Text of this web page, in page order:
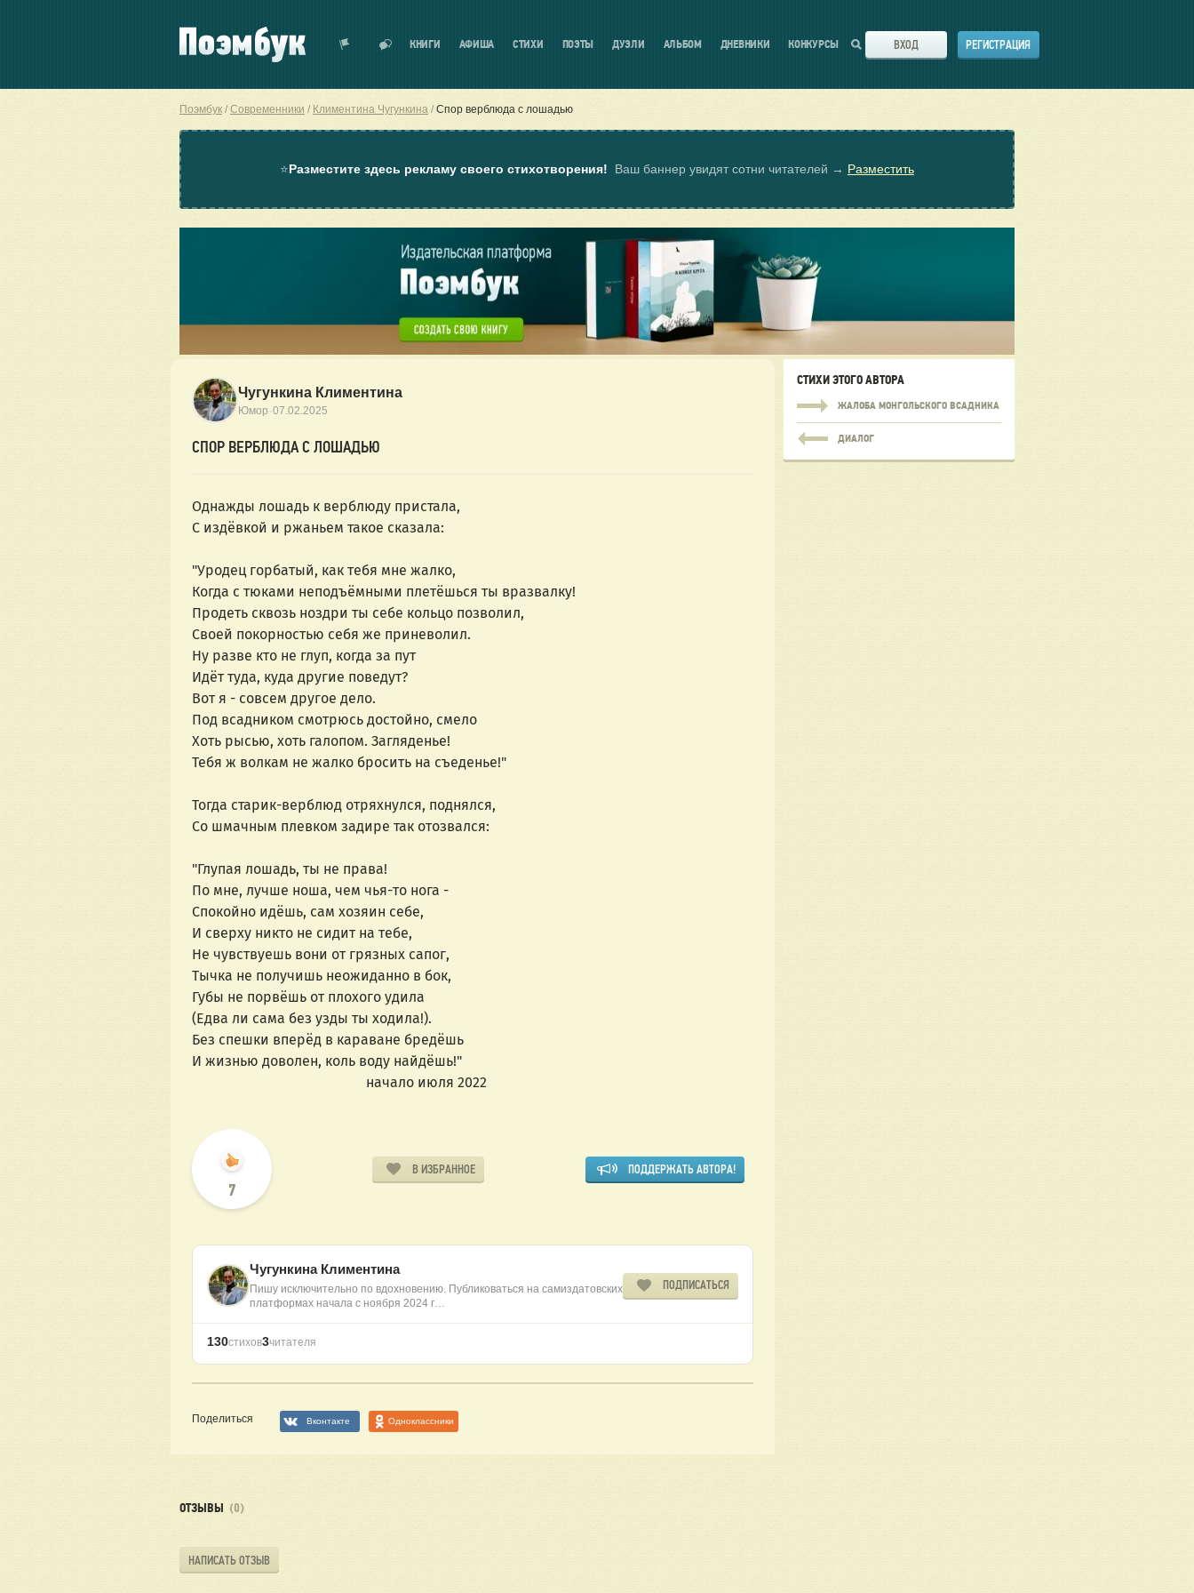
КНИГИ АФИША СТИХИ ПОЭТЫ ДУЭЛИ АЛЬБОМ ДНЕВНИКИ КОНКУРСЫ ВХОД РЕГИСТРАЦИЯ
Поэмбук Современники Климентина Чугункина Спор верблюда с лошадью
⭐Разместите здесь рекламу своего стихотворения! Ваш баннер увидят сотни читателей → Разместить
Чугункина Климентина
Юмор ·07.02.2025
СПОР ВЕРБЛЮДА С ЛОШАДЬЮ
Однажды лошадь к верблюду пристала,
С издёвкой и ржаньем такое сказала:
"Уродец горбатый, как тебя мне жалко,
Когда с тюками неподъёмными плетёшься ты вразвалку!
Продеть сквозь ноздри ты себе кольцо позволил,
Своей покорностью себя же приневолил.
Ну разве кто не глуп, когда за пут
Идёт туда, куда другие поведут?
Вот я - совсем другое дело.
Под всадником смотрюсь достойно, смело
Хоть рысью, хоть галопом. Загляденье!
Тебя ж волкам не жалко бросить на съеденье!"
Тогда старик-верблюд отряхнулся, поднялся,
Со шмачным плевком задире так отозвался:
"Глупая лошадь, ты не права!
По мне, лучше ноша, чем чья-то нога -
Спокойно идёшь, сам хозяин себе,
И сверху никто не сидит на тебе,
Не чувствуешь вони от грязных сапог,
Тычка не получишь неожиданно в бок,
Губы не порвёшь от плохого удила
(Едва ли сама без узды ты ходила!).
Без спешки вперёд в караване бредёшь
И жизнью доволен, коль воду найдёшь!"
                                                 начало июля 2022
7
В ИЗБРАННОЕ ПОДДЕРЖАТЬ АВТОРА!
Чугункина Климентина
Пишу исключительно по вдохновению. Публиковаться на самиздатовских
платформах начала с ноября 2024 г…
ПОДПИСАТЬСЯ
130стихов3читателя
Поделиться Вконтакте Одноклассники
СТИХИ ЭТОГО АВТОРА
ЖАЛОБА МОНГОЛЬСКОГО ВСАДНИКА
ДИАЛОГ
ОТЗЫВЫ (0)
НАПИСАТЬ ОТЗЫВ